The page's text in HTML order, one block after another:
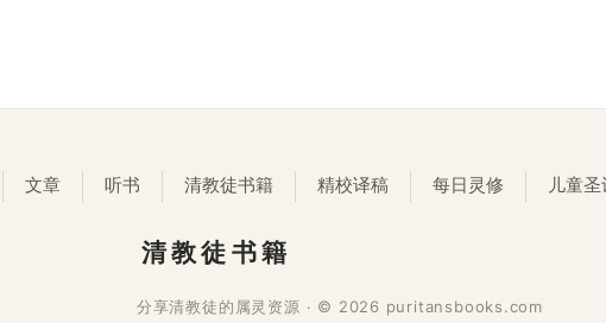
文章 听书 清教徒书籍 精校译稿 每日灵修 儿童圣